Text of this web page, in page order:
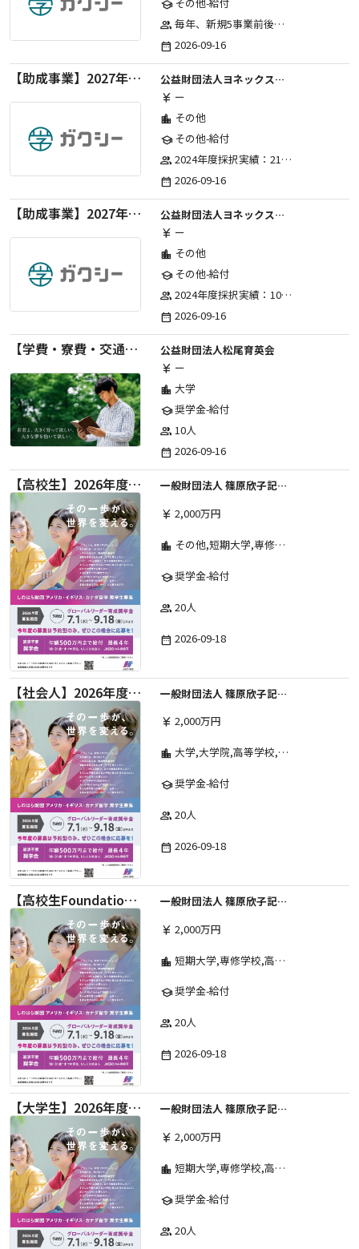
schoolその他-給付
group 毎年、新規5事業前後への助成金交付を予定とし、初年度5事業、2年目合計10事業前後、3年目合計15事業前後、4年目以降は15事業前後にて実施する。 2025年度採択実績：5事業、2026年度採択実績：5事業
date_range 2026-09-16
【助成事業】2027年度（通年）国際交流普及事業に関する助成金
公益財団法人ヨネックススポーツ振興財団
currency_yen ー
location_city その他
schoolその他-給付
group 2024年度採択実績：21事業（前期11・後期10）、2025年度採択実績：30事業（前期15・後期15）、2026年度採択実績：40事業 ※2026年度より、前期・後期の区分を廃止し、年1回の申請受付となりました。
date_range 2026-09-16
【助成事業】2027年度（通年）ジュニアスポーツ振興に関する助成金
公益財団法人ヨネックススポーツ振興財団
currency_yen ー
location_city その他
schoolその他-給付
group 2024年度採択実績：107事業（前期45・後期62）、2025年度採択実績：103事業（前期48・後期55）、2026年度採択実績：97事業 ※2026年度より、前期・後期の区分を廃止し、年1回の申請受付となりました。
date_range 2026-09-16
【学費・寮費・交通費給付】2027年度第71期育英生募集
公益財団法人松尾育英会
currency_yen ー
location_city 大学
school奨学金-給付
group 10人
date_range 2026-09-16
【高校生】2026年度 しのはら財団 アメリカ・イギリス・カナダ英語留学奨学金
一般財団法人 篠原欣子記念財団 (海外留学奨学金グループ)
currency_yen 2,000万円
location_city その他,短期大学,専修学校,高等専門学校,高等学校,大学院,大学
school奨学金-給付
group 20人
date_range 2026-09-18
【社会人】2026年度 しのはら財団 アメリカ・イギリス・カナダ英語留学奨学金
一般財団法人 篠原欣子記念財団 (海外留学奨学金グループ)
currency_yen 2,000万円
location_city 大学,大学院,高等学校,その他,高等専門学校,専修学校,短期大学
school奨学金-給付
group 20人
date_range 2026-09-18
【高校生Foundation Course 】2026年度 しのはら財団 アメリカ・イギリス・カナダ英語留学奨学金
一般財団法人 篠原欣子記念財団 (海外留学奨学金グループ)
currency_yen 2,000万円
location_city 短期大学,専修学校,高等専門学校,その他,高等学校,大学院,大学
school奨学金-給付
group 20人
date_range 2026-09-18
【大学生】2026年度 しのはら財団 アメリカ・イギリス・カナダ英語留学奨学金
一般財団法人 篠原欣子記念財団 (海外留学奨学金グループ)
currency_yen 2,000万円
location_city 短期大学,専修学校,高等専門学校,その他,高等学校,大学院,大学
school奨学金-給付
group 20人